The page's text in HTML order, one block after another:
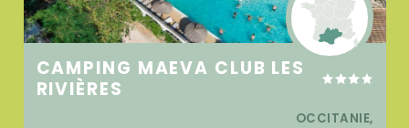
CAMPING MAEVA CLUB LES
RIVIÈRES
OCCITANIE,